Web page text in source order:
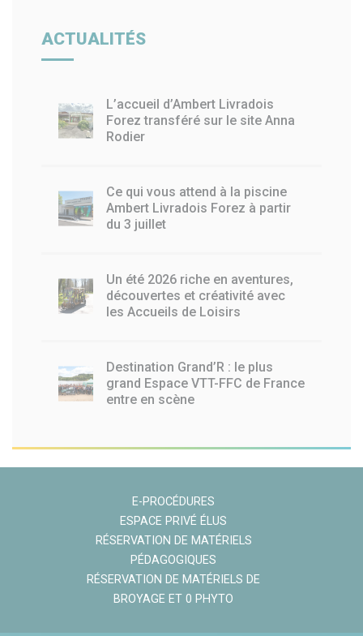
ACTUALITÉS
L’accueil d’Ambert Livradois
Forez transféré sur le site Anna
Rodier
Ce qui vous attend à la piscine
Ambert Livradois Forez à partir
du 3 juillet
Un été 2026 riche en aventures,
découvertes et créativité avec
les Accueils de Loisirs
Destination Grand’R : le plus
grand Espace VTT-FFC de France
entre en scène
E-PROCÉDURES
ESPACE PRIVÉ ÉLUS
RÉSERVATION DE MATÉRIELS
PÉDAGOGIQUES
RÉSERVATION DE MATÉRIELS DE
BROYAGE ET 0 PHYTO